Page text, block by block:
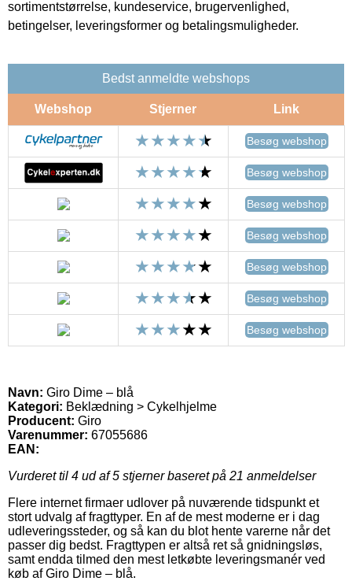
sortimentstørrelse, kundeservice, brugervenlighed,
betingelser, leveringsformer og betalingsmuligheder.
Bedst anmeldte webshops
Webshop Stjerner Link
Besøg webshop
Besøg webshop
Besøg webshop
Besøg webshop
Besøg webshop
Besøg webshop
Besøg webshop
Navn: Giro Dime – blå
Kategori: Beklædning > Cykelhjelme
Producent: Giro
Varenummer: 67055686
EAN:
Vurderet til 4 ud af 5 stjerner baseret på 21 anmeldelser
Flere internet firmaer udlover på nuværende tidspunkt et
stort udvalg af fragttyper. En af de mest moderne er i dag
udleveringssteder, og så kan du blot hente varerne når det
passer dig bedst. Fragttypen er altså ret så gnidningsløs,
samt endda tilmed den mest letkøbte leveringsmanér ved
køb af Giro Dime – blå.